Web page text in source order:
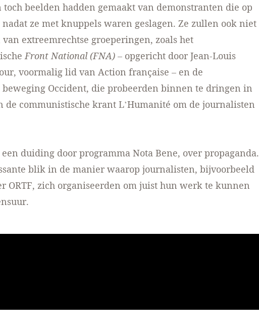
toch beelden hadden gemaakt van demonstranten die op
ze met knuppels waren geslagen. Ze zullen ook niet
extreemrechtse groeperingen, zoals het
Front National (FNA) – opgericht door Jean-Louis
voormalig lid van Action française – en de
beweging Occident, die probeerden binnen te dringen in
de communistische krant L’Humanité om de journalisten
duiding door programma Nota Bene, over propaganda.
blik in de manier waarop journalisten, bijvoorbeeld
ORTF, zich organiseerden om juist hun werk te kunnen